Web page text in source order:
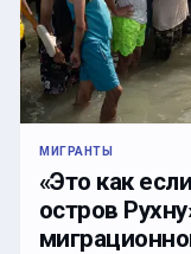
МИГРАНТЫ
«Это как
остров